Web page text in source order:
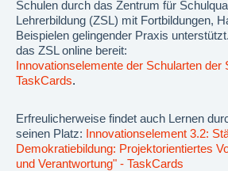
Schulen durch das Zentrum für
Lehrerbildung (ZSL) mit Fortbildungen,
Beispielen gelingender Praxis
das ZSL online bereit:
Innovationselemente der Schularten der
TaskCards.
Erfreulicherweise findet auch Lernen
seinen Platz: Innovationselement 3.2:
Demokratiebildung: Projektorientiertes
und Verantwortung" - TaskCards